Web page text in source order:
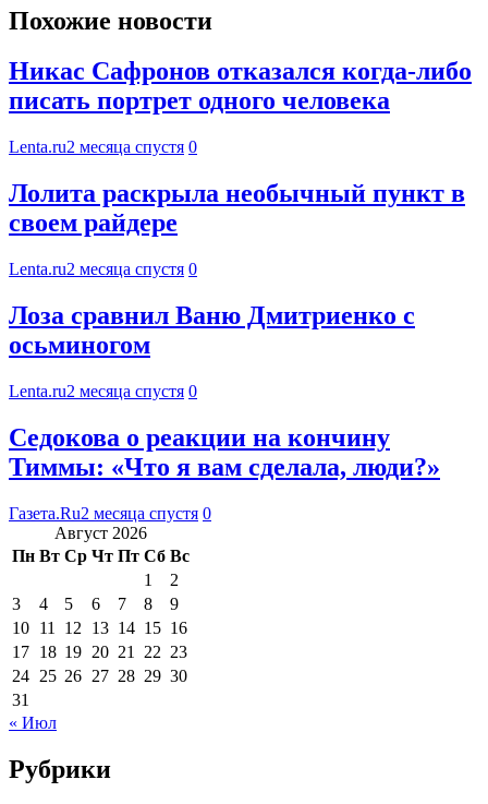
Похожие новости
Никас Сафронов отказался когда-либо
писать портрет одного человека
Lenta.ru2 месяца спустя 0
Лолита раскрыла необычный пункт в
своем райдере
Lenta.ru2 месяца спустя 0
Лоза сравнил Ваню Дмитриенко с
осьминогом
Lenta.ru2 месяца спустя 0
Седокова о реакции на кончину
Тиммы: «Что я вам сделала, люди?»
Газета.Ru2 месяца спустя 0
Август 2026
Пн Вт Ср Чт Пт Сб Вс
1
2
3
4 5 6 7 8
9
10 11 12 13 14 15 16
17 18 19 20 21 22 23
24 25 26 27 28 29 30
31
« Июл
Рубрики